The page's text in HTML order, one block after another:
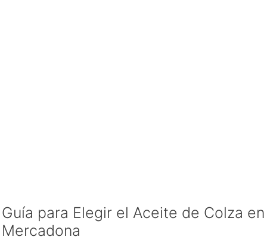
Guía para Elegir el Aceite de Colza en
Mercadona